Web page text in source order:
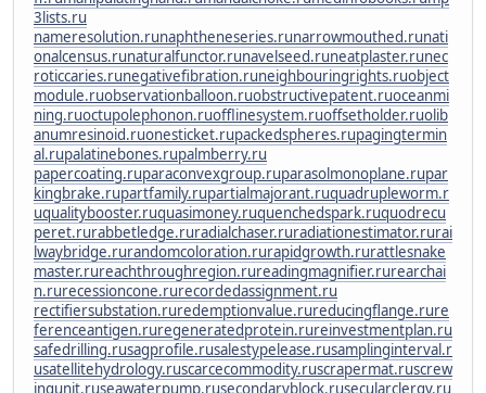
3lists.ru
nameresolution.runaphtheneseries.runarrowmouthed.runati
onalcensus.runaturalfunctor.runavelseed.runeatplaster.runec
roticcaries.runegativefibration.runeighbouringrights.ruobject
module.ruobservationballoon.ruobstructivepatent.ruoceanmi
ning.ruoctupolephonon.ruofflinesystem.ruoffsetholder.ruolib
anumresinoid.ruonesticket.rupackedspheres.rupagingtermin
al.rupalatinebones.rupalmberry.ru
papercoating.ruparaconvexgroup.ruparasolmonoplane.rupar
kingbrake.rupartfamily.rupartialmajorant.ruquadrupleworm.r
uqualitybooster.ruquasimoney.ruquenchedspark.ruquodrecu
peret.rurabbetledge.ruradialchaser.ruradiationestimator.rurai
lwaybridge.rurandomcoloration.rurapidgrowth.rurattlesnake
master.rureachthroughregion.rureadingmagnifier.rurearchai
n.rurecessioncone.rurecordedassignment.ru
rectifiersubstation.ruredemptionvalue.rureducingflange.rure
ferenceantigen.ruregeneratedprotein.rureinvestmentplan.ru
safedrilling.rusagprofile.rusalestypelease.rusamplinginterval.r
usatellitehydrology.ruscarcecommodity.ruscrapermat.ruscrew
ingunit.ruseawaterpump.rusecondaryblock.rusecularclergy.ru